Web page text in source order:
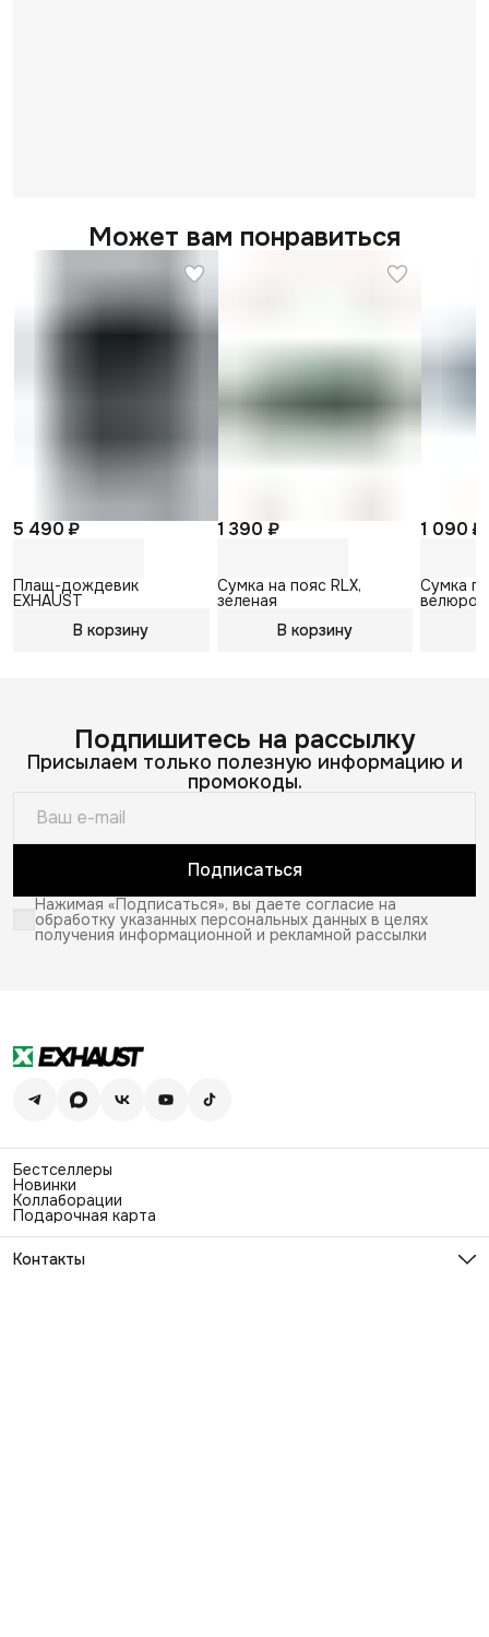
Может вам понравиться
5 490 ₽
Плащ-дождевик
EXHAUST
В корзину
1 390 ₽
Сумка на пояс RLX,
зеленая
В корзину
1 090 ₽
Сумка
Подпишитесь на рассылку
Присылаем только полезную информацию и
промокоды.
Подписаться
Нажимая «Подписаться», вы даете согласие на
обработку указанных персональных данных в целях
получения информационной и рекламной рассылки
Бестселлеры
Новинки
Коллаборации
Подарочная карта
Контакты